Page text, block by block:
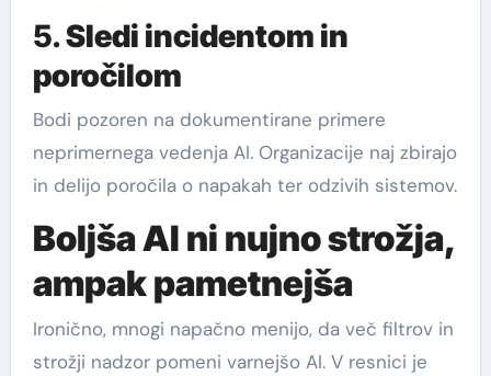
5.Sledi incidentom in
poročilom
Bodi pozoren na dokumentirane primere
neprimernega vedenja AI. Organizacije naj zbirajo
in delijo poročila o napakah ter odzivih sistemov.
Boljša AI ni nujno strožja,
ampak pametnejša
Ironično, mnogi napačno menijo, da več filtrov in
strožji nadzor pomeni varnejšo AI. V resnici je